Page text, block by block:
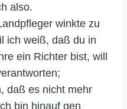
also.
winkte zu
ich weiß, daß du in
ein Richter bist, will
daß es nicht mehr
bin hinauf gen